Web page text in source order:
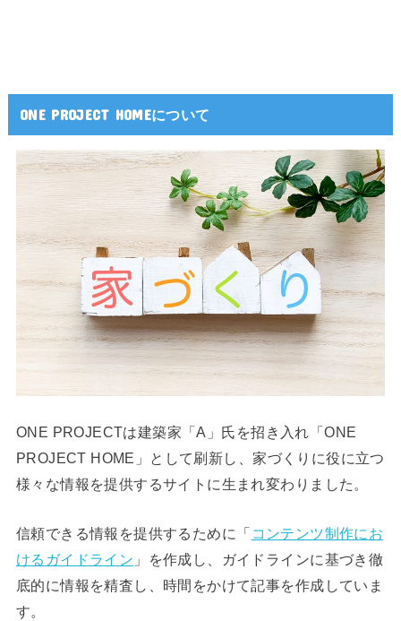
ONE PROJECT HOMEについて
ONE PROJECTは建築家「A」氏を招き入れ「ONE
PROJECT HOME」として刷新し、家づくりに役に立つ
様々な情報を提供するサイトに生まれ変わりました。
信頼できる情報を提供するために「 コンテンツ制作にお
けるガイドライン 」を作成し、ガイドラインに基づき徹
底的に情報を精査し、時間をかけて記事を作成していま
す。